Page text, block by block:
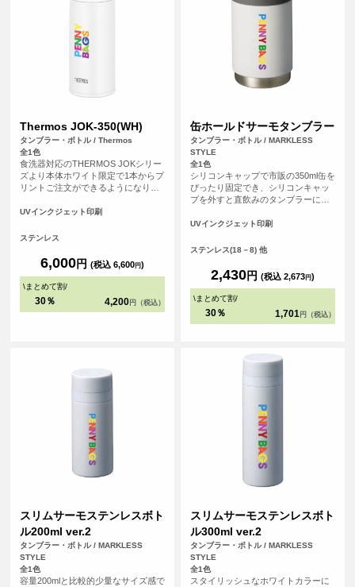
Thermos JOK-350(WH)
タンブラー・ボトル / Thermos
全1色
食洗器対応のTHERMOS JOKシリー
ズより本体ホワイト限定で1本からプ
リントご注文ができるようになりま
ら高い保温・保冷力を備えていま
触りで高級感のある本体です。食洗
（THERMOS）製品は記念品や贈り
物としておすすめなアイテムです。
<br> ※在庫限りで販売終了の商品で
UVインクジェット印刷
ステンレス
6,000円 (税込 6,600円)
\まとめて割/
30％ 4,200 円（税込）
缶ホールドサーモタンブラー
タンブラー・ボトル / MARKLESS
STYLE
全1色
シリコンキャップで市販の350ml缶を
ぴったり固定でき、シリコンキャッ
プを外すと直飲みのタンブラーに
プを底面に取り付けることで滑り止
で持っても滑りにくい仕様になって
UVインクジェット印刷
ステンレス(18－8) 他
2,430円 (税込 2,673円)
\まとめて割/
30％ 1,701 円（税込）
スリムサーモステンレスボト
ル200ml ver.2
タンブラー・ボトル / MARKLESS
STYLE
全1色
容量200mlと比較的少量なサイズ感で
スリムサーモステンレスボト
ル300ml ver.2
タンブラー・ボトル / MARKLESS
STYLE
全1色
スタイリッシュなホワイトカラーに